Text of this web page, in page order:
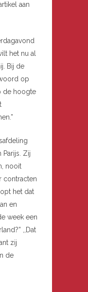
aan
het nu al
Bij de
op
de hoogte
Parijs. Zij
nooit
contracten
het dat
en
week een
,,Dat
zij
de